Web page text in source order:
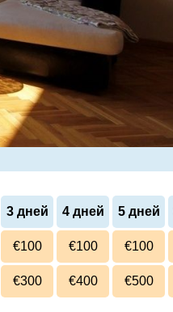
3 дней 4 дней 5 дней
€100 €100 €100
€300 €400 €500